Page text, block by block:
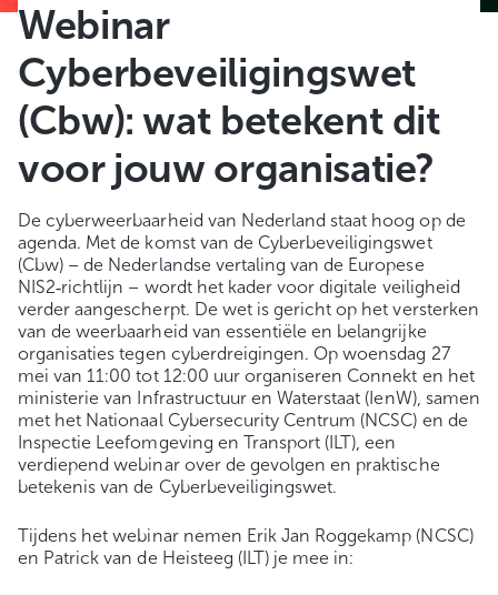
Webinar
Cyberbeveiligingswet
(Cbw): wat betekent dit
voor jouw organisatie?
De cyberweerbaarheid van Nederland staat hoog op de
agenda. Met de komst van de Cyberbeveiligingswet
(Cbw) – de Nederlandse vertaling van de Europese
NIS2‑richtlijn – wordt het kader voor digitale veiligheid
verder aangescherpt. De wet is gericht op het versterken
van de weerbaarheid van essentiële en belangrijke
organisaties tegen cyberdreigingen. Op woensdag 27
mei van 11:00 tot 12:00 uur organiseren Connekt en het
ministerie van Infrastructuur en Waterstaat (IenW), samen
met het Nationaal Cybersecurity Centrum (NCSC) en de
Inspectie Leefomgeving en Transport (ILT), een
verdiepend webinar over de gevolgen en praktische
betekenis van de Cyberbeveiligingswet.
Tijdens het webinar nemen Erik Jan Roggekamp (NCSC)
en Patrick van de Heisteeg (ILT) je mee in: